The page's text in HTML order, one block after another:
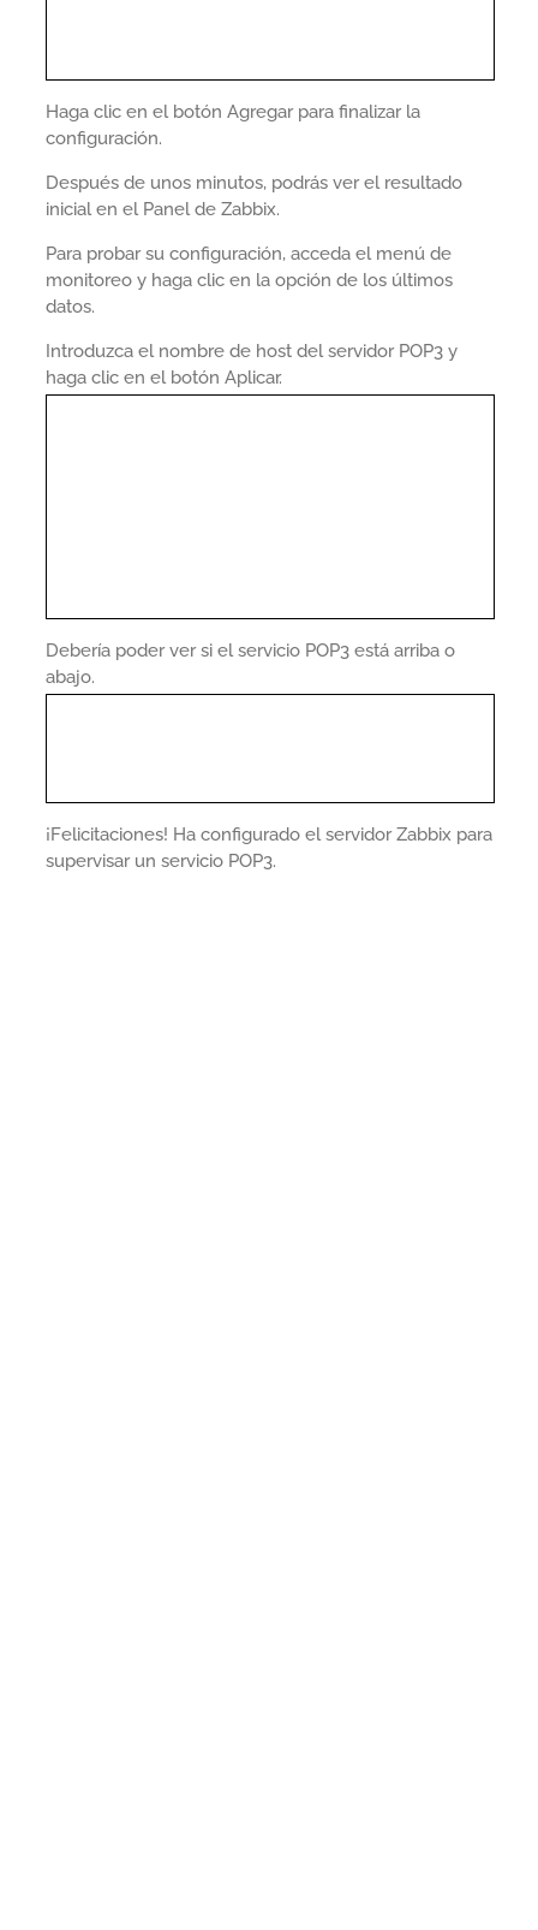
Haga clic en el botón Agregar para finalizar la
configuración.
Después de unos minutos, podrás ver el resultado
inicial en el Panel de Zabbix.
Para probar su configuración, acceda el menú de
monitoreo y haga clic en la opción de los últimos
datos.
Introduzca el nombre de host del servidor POP3 y
haga clic en el botón Aplicar.
Debería poder ver si el servicio POP3 está arriba o
abajo.
¡Felicitaciones! Ha configurado el servidor Zabbix para
supervisar un servicio POP3.